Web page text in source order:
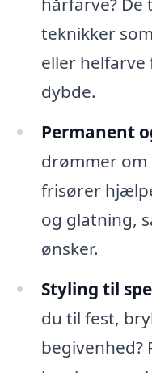
teknikker
eller helfarve
dybde.
Permanent
drømmer om
frisører
og glatning,
ønsker.
Styling til
du til fest,
begivenhed?